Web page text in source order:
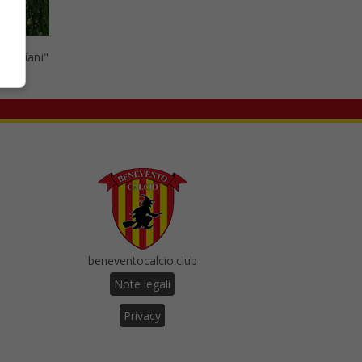
beneventocalcio.club
Note legali
Privacy